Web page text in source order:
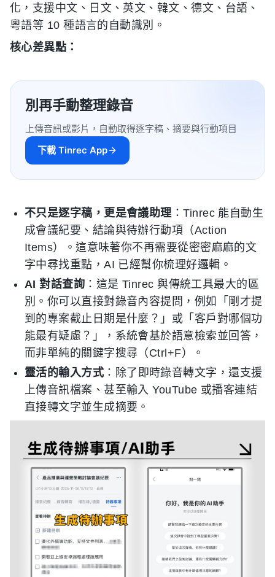
化，支援中文、日文、英文、韓文、德文、台語、
粵語等 10 種語言的自動識別。
核心差異點：
別再手動整理錄音
上傳音訊或影片，自動取得逐字稿、摘要與行動項目
下載 Tinrec App
不只是逐字稿，更是會議助理 ：Tinrec 能自動生
成會議紀要、結論與待辦行動項（Action
Items）。這意味著你不再需要從密密麻麻的文
字中尋找重點，AI 已經幫你梳理好邏輯。
AI 對話查詢 ：這是 Tinrec 與傳統工具最大的區
別。你可以直接對錄音內容提問，例如「剛才提
到的專案截止日期是什麼？」或「客戶對哪個功
能最有疑慮？」，系統會基於語意檢索並回答，
而非單純的關鍵字搜尋（Ctrl+F）。
靈活的輸入方式：除了即時錄音轉文字，還支援
上傳音訊檔案、甚至輸入 YouTube 或播客連結
直接轉文字並生成摘要。